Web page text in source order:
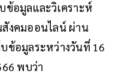
ข้อมูลและวิเคราะห์
สังคมออนไลน์ ผ่าน
ข้อมูลระหว่างวันที่ 16
พบว่า